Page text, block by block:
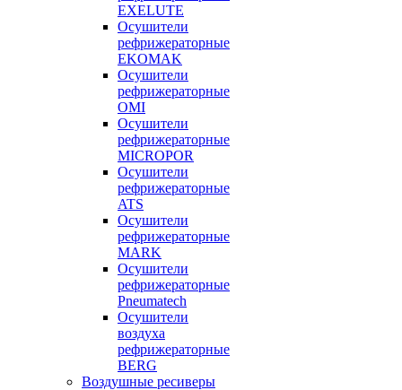
EXELUTE
Осушители
рефрижераторные
EKOMAK
Осушители
рефрижераторные
OMI
Осушители
рефрижераторные
MICROPOR
Осушители
рефрижераторные
ATS
Осушители
рефрижераторные
MARK
Осушители
рефрижераторные
Pneumatech
Осушители
воздуха
рефрижераторные
BERG
Воздушные ресиверы